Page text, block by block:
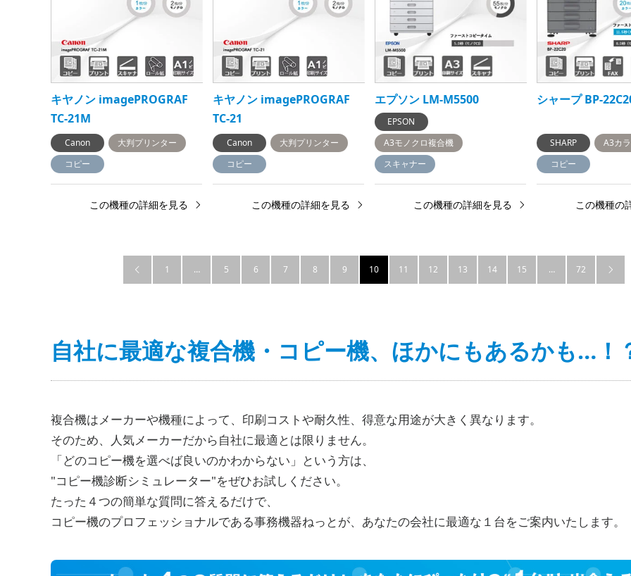
キヤノン imagePROGRAF
TC-21M
Canon
大判プリンター
コピー
この機種の詳細を見る
キヤノン imagePROGRAF
TC-21
Canon
大判プリンター
コピー
この機種の詳細を見る
エプソン LM-M5500
EPSON
A3モノクロ複合機
スキャナー
この機種の詳細を見る
シャープ BP-
SHARP
A3カ
コピー
この機種の
 1 … 5 6 7 8 9 10 11 12 13 14 15 … 72 
自社に最適な複合機・コピー機、ほかにもあるかも…！
複合機はメーカーや機種によって、印刷コストや耐久性、得意な用途が大きく異なります。
そのため、人気メーカーだから自社に最適とは限りません。
「どのコピー機を選べば良いのかわからない」という方は、
"コピー機診断シミュレーター"をぜひお試しください。
たった４つの簡単な質問に答えるだけで、
コピー機のプロフェッショナルである事務機器ねっとが、あなたの会社に最適な１台をご案内いたします。